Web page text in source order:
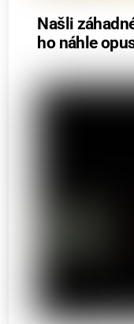
Našli
ho náhle